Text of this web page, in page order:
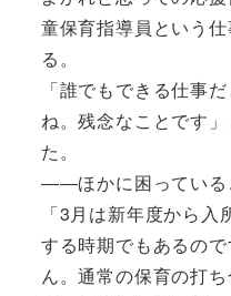
童保育指導員という
る。
「誰でもできる仕事
ね。残念なことです
た。
――ほかに困っている
「3月は新年度から
する時期でもあるの
ん。通常の保育の打